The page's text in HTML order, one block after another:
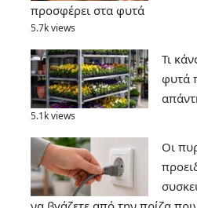
προσφέρει στα φυτά
5.7k views
Τι
φυτά
5.1k views
Οι